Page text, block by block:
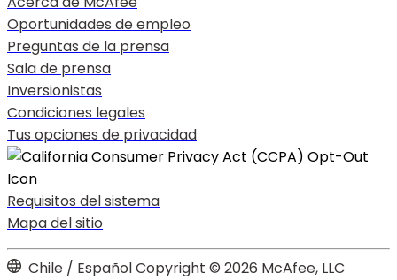
Oportunidades de empleo
Preguntas de la prensa
Sala de prensa
Inversionistas
Condiciones legales
Tus opciones de privacidad
Requisitos del sistema
Mapa del sitio
Chile / EspañolCopyright © 2026 McAfee, LLC